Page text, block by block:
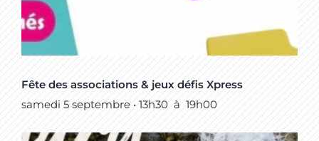
Fête des associations & jeux défis Xpress
samedi 5 septembre • 13h30 à 19h00